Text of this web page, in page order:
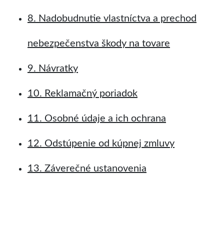
8. Nadobudnutie vlastníctva a prechod
nebezpečenstva škody na tovare
9. Návratky
10. Reklamačný poriadok
11. Osobné údaje a ich ochrana
12. Odstúpenie od kúpnej zmluvy
13. Záverečné ustanovenia